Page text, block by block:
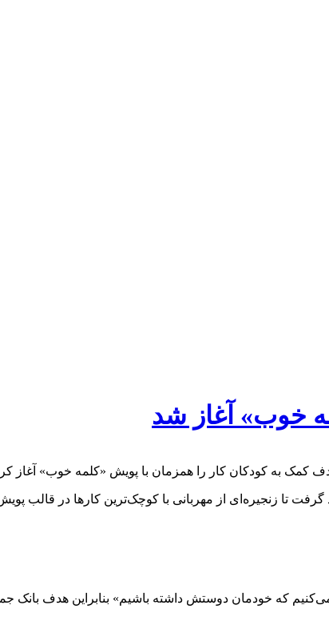
خوب» آغاز شد
کمک به کودکان کار را همزمان با پویش «کلمه خوب» آغاز
تا زنجیره‌ای از مهربانی با کوچک‌ترین کارها در قالب
که خودمان دوستش داشته باشیم» بنابراین هدف بانک